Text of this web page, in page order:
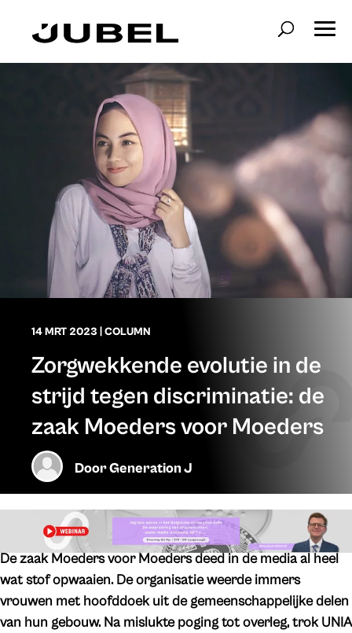
14 MRT 2023 COLUMN
Zorgwekkende evolutie in de
strijd tegen discriminatie: de
zaak Moeders voor Moeders
DoorGeneration J
De zaak Moeders voor Moeders deed in de media al heel
wat stof opwaaien. De organisatie weerde immers
vrouwen met hoofddoek uit de gemeenschappelijke delen
van hun gebouw. Na mislukte poging tot overleg, trok UNIA